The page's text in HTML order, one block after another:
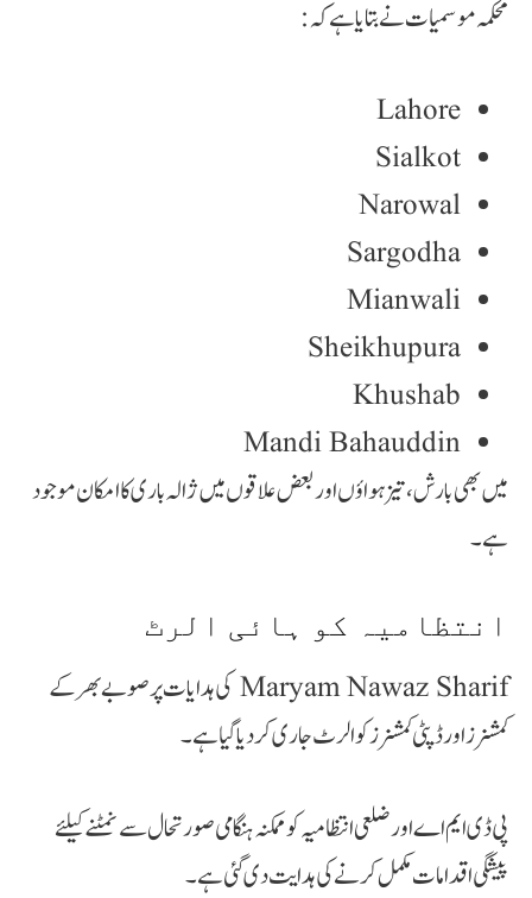
محکمہ موسمیات نے بتایا ہے کہ:
Lahore
Sialkot
Narowal
Sargodha
Mianwali
Sheikhupura
Khushab
Mandi Bahauddin
میں بھی بارش، تیز ہواؤں اور بعض علاقوں میں ژالہ باری کا امکان موجود
ہے۔
انتظامیہ کو ہائی الرٹ
Maryam Nawaz Sharif کی ہدایات پر صوبے بھر کے
کمشنرز اور ڈپٹی کمشنرز کو الرٹ جاری کر دیا گیا ہے۔
پی ڈی ایم اے اور ضلعی انتظامیہ کو ممکنہ ہنگامی صورتحال سے نمٹنے کیلئے
پیشگی اقدامات مکمل کرنے کی ہدایت دی گئی ہے۔